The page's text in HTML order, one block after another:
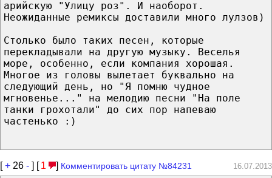
арийскую "Улицу роз". И наоборот.
Неожиданные ремиксы доставили много лулзов)
Столько было таких песен, которые
перекладывали на другую музыку. Веселья
море, особенно, если компания хорошая.
Многое из головы вылетает буквально на
следующий день, но "Я помню чудное
мгновенье..." на мелодию песни "На поле
танки грохотали" до сих пор напеваю
частенько :)
[+ 26 - ] [ 1 ] Комментировать цитату №84231 16.07.2013